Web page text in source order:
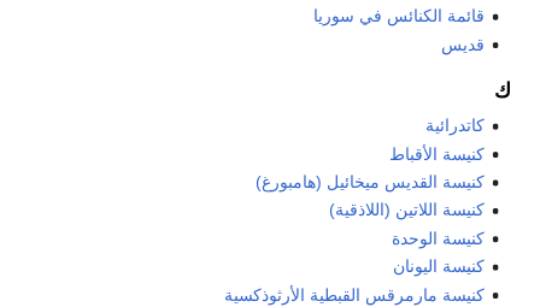
قائمة الكنائس في سوريا
قديس
ك
كاتدرائية
كنيسة الأقباط
كنيسة القديس ميخائيل (هامبورغ)
كنيسة اللاتين (اللاذقية)
كنيسة الوحدة
كنيسة اليونان
كنيسة مارمرقس القبطية الأرثوذكسية